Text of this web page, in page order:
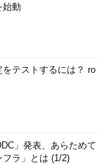
始動
テストするには？ ro
」発表、あらためて
フラ」とは (1/2)